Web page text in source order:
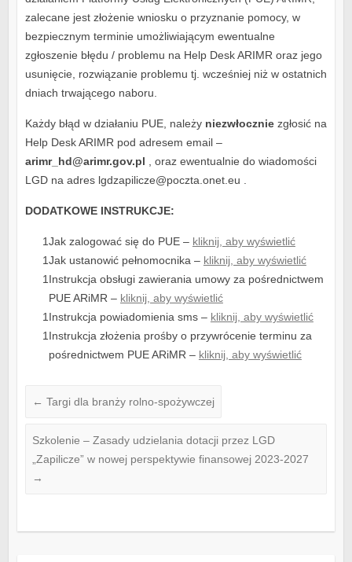
zalecane jest złożenie wniosku o przyznanie pomocy, w
bezpiecznym terminie umożliwiającym ewentualne
zgłoszenie błędu / problemu na Help Desk ARIMR oraz jego
usunięcie, rozwiązanie problemu tj. wcześniej niż w ostatnich
dniach trwającego naboru.
Każdy błąd w działaniu PUE, należy niezwłoczniezgłosić na
Help Desk ARIMR pod adresem email –
arimr_hd@arimr.gov.pl , oraz ewentualnie do wiadomości
LGD na adres lgdzapilicze@poczta.onet.eu .
DODATKOWE INSTRUKCJE:
Jak zalogować się do PUE – kliknij, aby wyświetlić
Jak ustanowić pełnomocnika – kliknij, aby wyświetlić
Instrukcja obsługi zawierania umowy za pośrednictwem
PUE ARiMR – kliknij, aby wyświetlić
Instrukcja powiadomienia sms – kliknij, aby wyświetlić
Instrukcja złożenia prośby o przywrócenie terminu za
pośrednictwem PUE ARiMR – kliknij, aby wyświetlić
← Targi dla branży rolno-spożywczej
Szkolenie – Zasady udzielania dotacji przez LGD
„Zapilicze” w nowej perspektywie finansowej 2023-2027
→